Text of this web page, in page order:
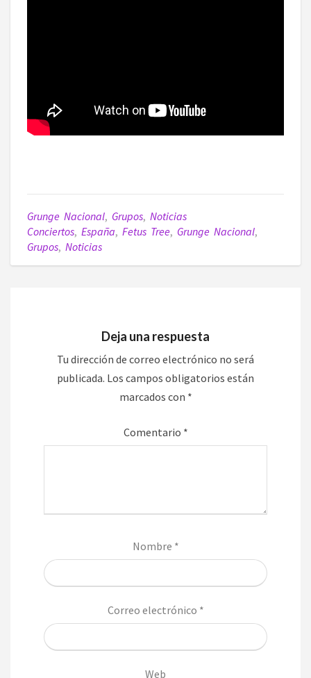
Grunge Nacional, Grupos, Noticias
Conciertos, España, Fetus Tree, Grunge Nacional,
Grupos, Noticias
Deja una respuesta
Tu dirección de correo electrónico no será
publicada. Los campos obligatorios están
marcados con *
Comentario *
Nombre *
Correo electrónico *
Web